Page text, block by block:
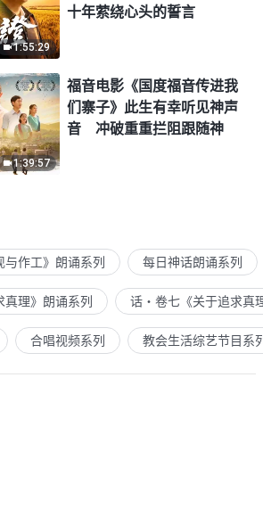
1:55:29
十年萦绕心头的誓言
1:39:57
福音电影《国度福音传进我
们寨子》此生有幸听见神声
音 冲破重重拦阻跟随神
与作工》朗诵系列 每日神话朗诵系列
真理》朗诵系列 话・卷七《关于追求真
合唱视频系列 教会生活综艺节目系